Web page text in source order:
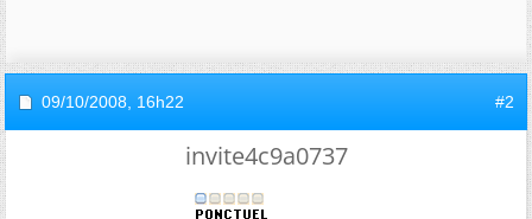
09/10/2008, 16h22 #2
invite4c9a0737